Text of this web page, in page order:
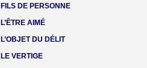
FILS DE PERSONNE
L’ÊTRE AIMÉ
L’OBJET DU DÉLIT
LE VERTIGE